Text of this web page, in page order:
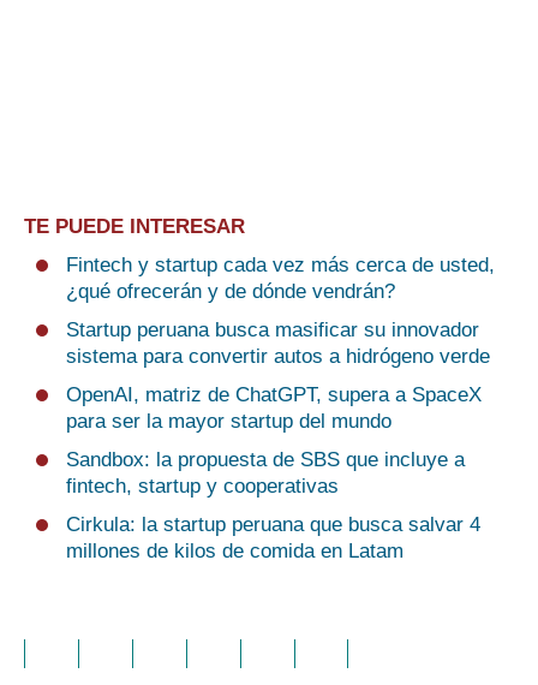
TE PUEDE INTERESAR
Fintech y startup cada vez más cerca de usted,
¿qué ofrecerán y de dónde vendrán?
Startup peruana busca masificar su innovador
sistema para convertir autos a hidrógeno verde
OpenAI, matriz de ChatGPT, supera a SpaceX
para ser la mayor startup del mundo
Sandbox: la propuesta de SBS que incluye a
fintech, startup y cooperativas
Cirkula: la startup peruana que busca salvar 4
millones de kilos de comida en Latam